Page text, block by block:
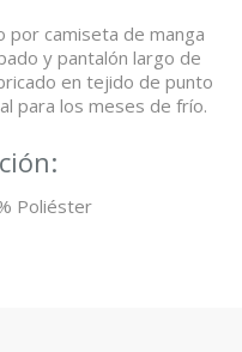
por camiseta de manga
y pantalón largo de
en tejido de punto
para los meses de frío.
Poliéster